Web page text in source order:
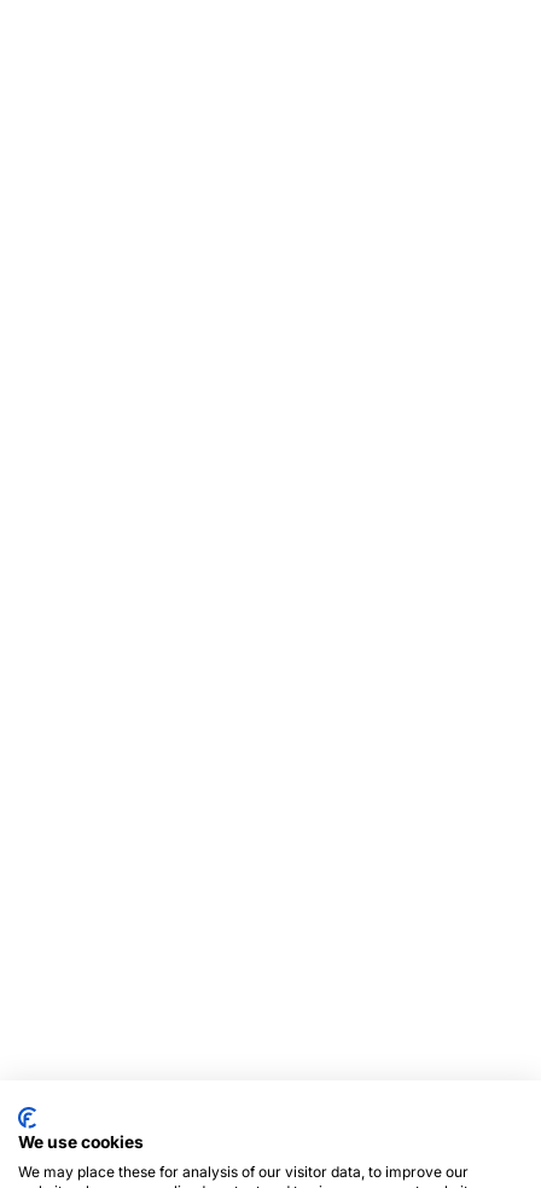
We use cookies
We may place these for analysis of our visitor data, to improve our